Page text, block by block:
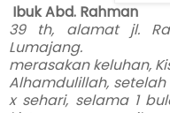
Ibuk Abd. Rahman
39 th, alamat jl.
Lumajang.
merasakan keluhan,
Alhamdulillah,
x sehari, selama 1